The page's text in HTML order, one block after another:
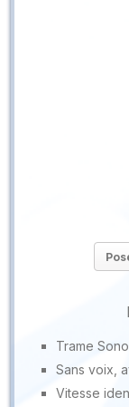
Trame
Sans voix,
Vitesse